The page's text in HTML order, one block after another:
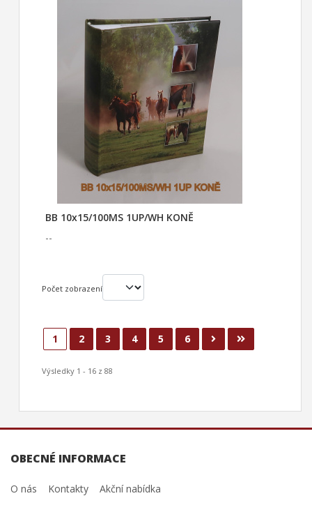
BB 10x15/100MS 1UP/WH KONĚ
--
Počet zobrazení
1 2 3 4 5 6
Výsledky 1 - 16 z 88
OBECNÉ INFORMACE
O nás Kontakty Akční nabídka